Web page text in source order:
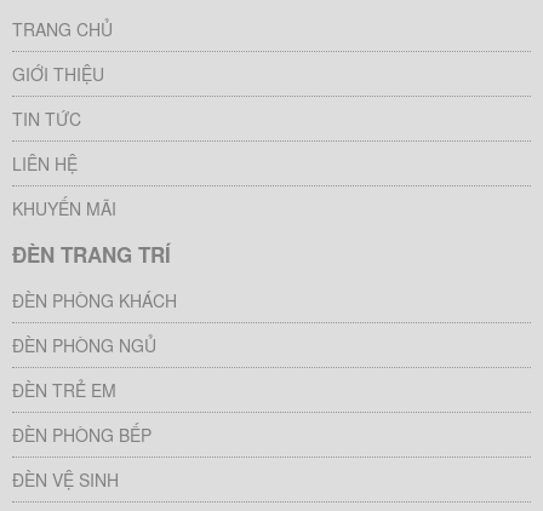
TRANG CHỦ
GIỚI THIỆU
TIN TỨC
LIÊN HỆ
KHUYẾN MÃI
ĐÈN TRANG TRÍ
ĐÈN PHÒNG KHÁCH
ĐÈN PHÒNG NGỦ
ĐÈN TRẺ EM
ĐÈN PHÒNG BẾP
ĐÈN VỆ SINH